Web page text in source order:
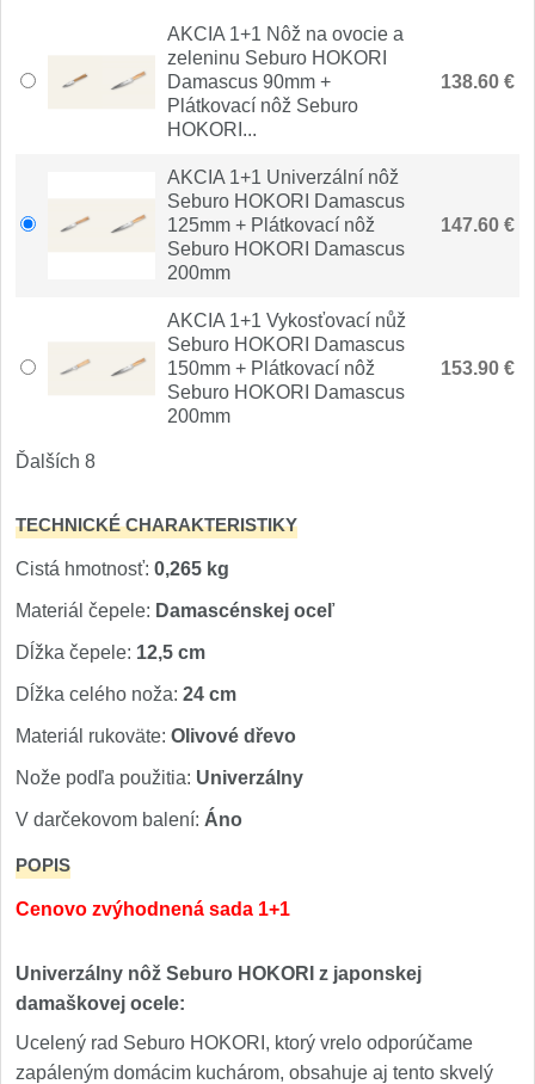
Nože Samura Bamboo 1
Ostřiče nožů V-Sharp
Brúsky na nože 9
Doplnky a diely 4
AKCIA 1+1 Nôž na ovocie a
zeleninu Seburo HOKORI
Damascus 90mm +
Plátkovací nôž Seburo
HOKORI...
138.60 €
AKCIA 1+1 Univerzální nôž
Seburo HOKORI Damascus
125mm + Plátkovací nôž
Seburo HOKORI Damascus
200mm
147.60 €
AKCIA 1+1 Vykosťovací nůž
Seburo HOKORI Damascus
150mm + Plátkovací nôž
Seburo HOKORI Damascus
200mm
153.90 €
Ďalších 8
TECHNICKÉ CHARAKTERISTIKY
Cistá hmotnosť: 0,265 kg
Materiál čepele: Damascénskej oceľ
Dĺžka čepele: 12,5 cm
Dĺžka celého noža: 24 cm
Materiál rukoväte: Olivové dřevo
Nože podľa použitia: Univerzálny
V darčekovom balení: Áno
POPIS
Cenovo zvýhodnená sada 1+1
Univerzálny nôž Seburo HOKORI z japonskej
damaškovej ocele:
Ucelený rad Seburo HOKORI, ktorý vrelo odporúčame
zapáleným domácim kuchárom, obsahuje aj tento skvelý